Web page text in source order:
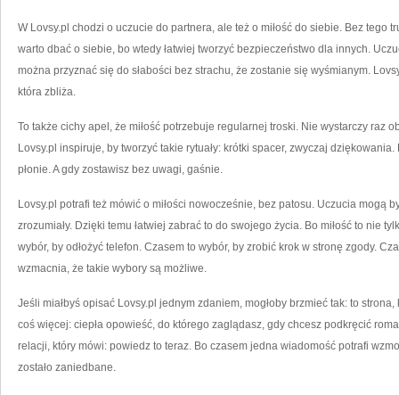
W Lovsy.pl chodzi o uczucie do partnera, ale też o miłość do siebie. Bez tego
warto dbać o siebie, bo wtedy łatwiej tworzyć bezpieczeństwo dla innych.
można przyznać się do słabości bez strachu, że zostanie się wyśmianym.
która zbliża.
To także cichy apel, że miłość potrzebuje regularnej troski. Nie wystarczy raz
Lovsy.pl inspiruje, by tworzyć takie rytuały: krótki spacer, zwyczaj
płonie. A gdy zostawisz bez uwagi, gaśnie.
Lovsy.pl potrafi też mówić o miłości nowocześnie, bez patosu. Uczucia mogą
zrozumiały. Dzięki temu łatwiej zabrać to do swojego życia. Bo miłość to nie
wybór, by odłożyć telefon. Czasem to wybór, by zrobić krok w stronę zgody.
wzmacnia, że takie wybory są możliwe.
Jeśli miałbyś opisać Lovsy.pl jednym zdaniem, mogłoby brzmieć tak: to
coś więcej: ciepła opowieść, do którego zaglądasz, gdy chcesz podkręcić
relacji, który mówi: powiedz to teraz. Bo czasem jedna wiadomość potrafi
zostało zaniedbane.